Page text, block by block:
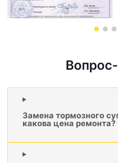
Замена тормозного
какова цена ремонта?